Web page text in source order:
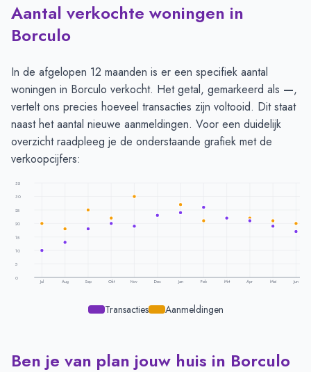
Aantal verkochte woningen in
Borculo
In de afgelopen 12 maanden is er een specifiek aantal
woningen in Borculo verkocht. Het getal, gemarkeerd als —,
vertelt ons precies hoeveel transacties zijn voltooid. Dit staat
naast het aantal nieuwe aanmeldingen. Voor een duidelijk
overzicht raadpleeg je de onderstaande grafiek met de
verkoopcijfers:
35
30
25
20
15
10
5
0
Jul Aug Sep Okt Nov Dec Jan Feb Mrt Apr Mei Jun
Transacties Aanmeldingen
Transacties en aanmeldingen per maand - Borculo
Ben je van plan jouw huis in Borculo